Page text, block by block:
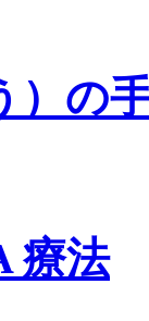
）の
療法